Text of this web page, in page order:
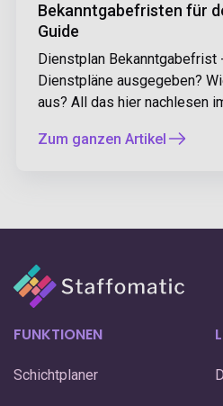
Bekanntgabefristen für
Guide
Dienstplan Bekanntgabefrist
Dienstpläne ausgegeben?
aus? All das hier nachlesen
Zum ganzen Artikel
FUNKTIONEN
Schichtplaner